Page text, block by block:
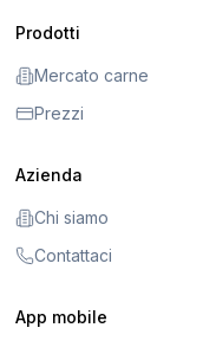
Prodotti
Mercato carne
Prezzi
Azienda
Chi siamo
Contattaci
App mobile